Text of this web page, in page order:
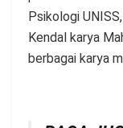
Psikologi
Kendal karya
berbagai karya